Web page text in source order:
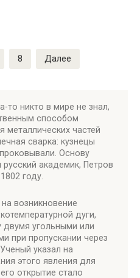
8 Далее
то никто в мире не знал,
способом
металлических частей
сварка: кузнецы
Основу
академик, Петров
году.
возникновение
дуги,
двумя угольными или
при пропускании через
указал на
этого явления для
открытие стало